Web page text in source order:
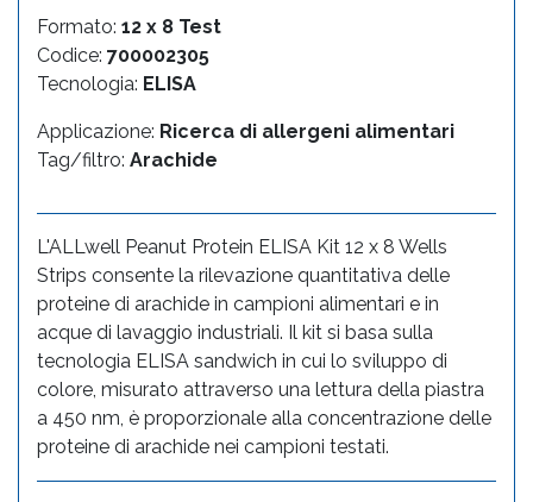
Formato: 12 x 8 Test
Codice: 700002305
Tecnologia: ELISA
Applicazione: Ricerca di allergeni alimentari
Tag/filtro: Arachide
L'ALLwell Peanut Protein ELISA Kit 12 x 8 Wells
Strips consente la rilevazione quantitativa delle
proteine di arachide in campioni alimentari e in
acque di lavaggio industriali. Il kit si basa sulla
tecnologia ELISA sandwich in cui lo sviluppo di
colore, misurato attraverso una lettura della piastra
a 450 nm, è proporzionale alla concentrazione delle
proteine di arachide nei campioni testati.